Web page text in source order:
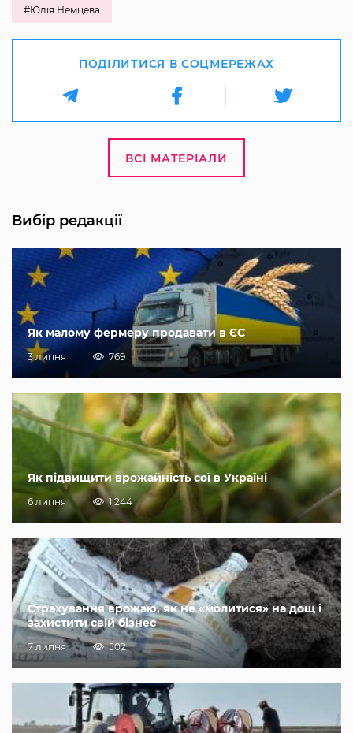
#Юлія Немцева
ПОДІЛИТИСЯ В СОЦМЕРЕЖАХ
ВСІ МАТЕРІАЛИ
Вибір редакції
Як малому фермеру продавати в ЄС
3 липня 769
Як підвищити врожайність сої в Україні
6 липня 1 244
Страхування врожаю, як не «молитися» на дощ і
захистити свій бізнес
7 липня 502